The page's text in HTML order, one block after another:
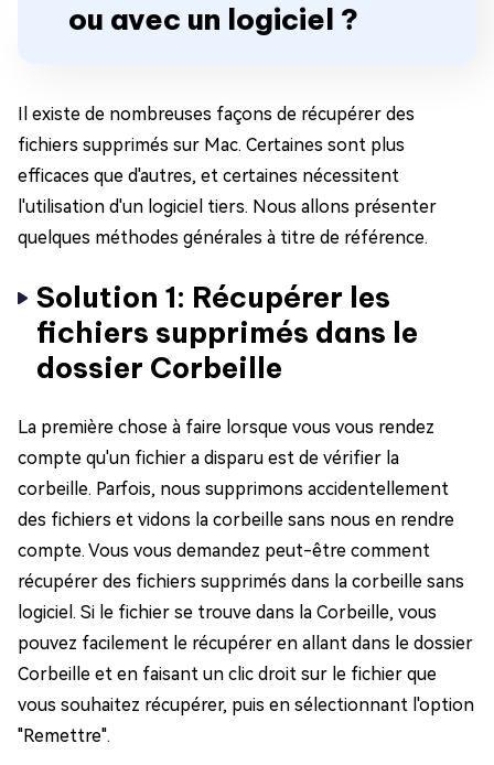
ou avec un logiciel ?
Il existe de nombreuses façons de récupérer des
fichiers supprimés sur Mac. Certaines sont plus
efficaces que d'autres, et certaines nécessitent
l'utilisation d'un logiciel tiers. Nous allons présenter
quelques méthodes générales à titre de référence.
Solution 1: Récupérer les
fichiers supprimés dans le
dossier Corbeille
La première chose à faire lorsque vous vous rendez
compte qu'un fichier a disparu est de vérifier la
corbeille. Parfois, nous supprimons accidentellement
des fichiers et vidons la corbeille sans nous en rendre
compte. Vous vous demandez peut-être comment
récupérer des fichiers supprimés dans la corbeille sans
logiciel. Si le fichier se trouve dans la Corbeille, vous
pouvez facilement le récupérer en allant dans le dossier
Corbeille et en faisant un clic droit sur le fichier que
vous souhaitez récupérer, puis en sélectionnant l'option
"Remettre".